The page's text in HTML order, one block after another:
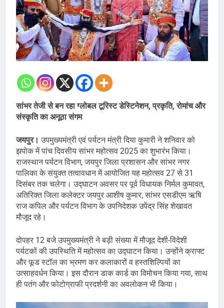
सांभर तेजी से बन रहा ग्लोबल टूरिस्ट डेस्टिनेशन, प्रकृति, रोमांच और
संस्कृति का अनूठा संगम
जयपुर।उपमुख्यमंत्री एवं पर्यटन मंत्री दिया कुमारी ने शनिवार को
झपोक में पांच दिवसीय सांभर महोत्सव 2025 का शुभारंभ किया।
राजस्थान पर्यटन विभाग, जयपुर जिला प्रशासन और सांभर नगर
पालिका के संयुक्त तत्वावधान में आयोजित यह महोत्सव 27 से 31
दिसंबर तक चलेगा। उद्घाटन अवसर पर पूर्व विधायक निर्मल कुमावत,
अतिरिक्त जिला कलेक्टर जयपुर आशीष कुमार, सांभर एसडीएम ऋषि
राज कपिल और पर्यटन विभाग के उपनिदेशक उपेंद्र सिंह शेखावत
मौजूद रहे।
दोपहर 12 बजे उपमुख्यमंत्री ने बड़ी संख्या में मौजूद देशी-विदेशी
पर्यटकों की उपस्थिति में महोत्सव का उद्घाटन किया। उन्होंने क्राफ्ट
और फूड स्टॉल का भ्रमण कर कलाकारों व हस्तशिल्पियों का
उत्साहवर्धन किया। इस दौरान डाक कार्ड का विमोचन किया गया, साथ
ही पतंग और फोटोग्राफी प्रदर्शनी का अवलोकन भी किया।